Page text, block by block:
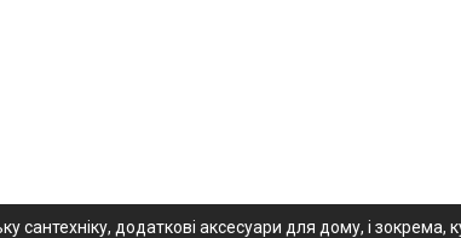
сантехніку, додаткові аксесуари для дому, і